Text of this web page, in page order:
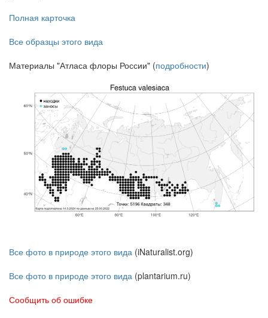
Полная карточка
Все образцы этого вида
Материалы "Атласа флоры России" (подробности)
Все фото в природе этого вида (iNaturalist.org)
Все фото в природе этого вида (plantarium.ru)
Сообщить об ошибке